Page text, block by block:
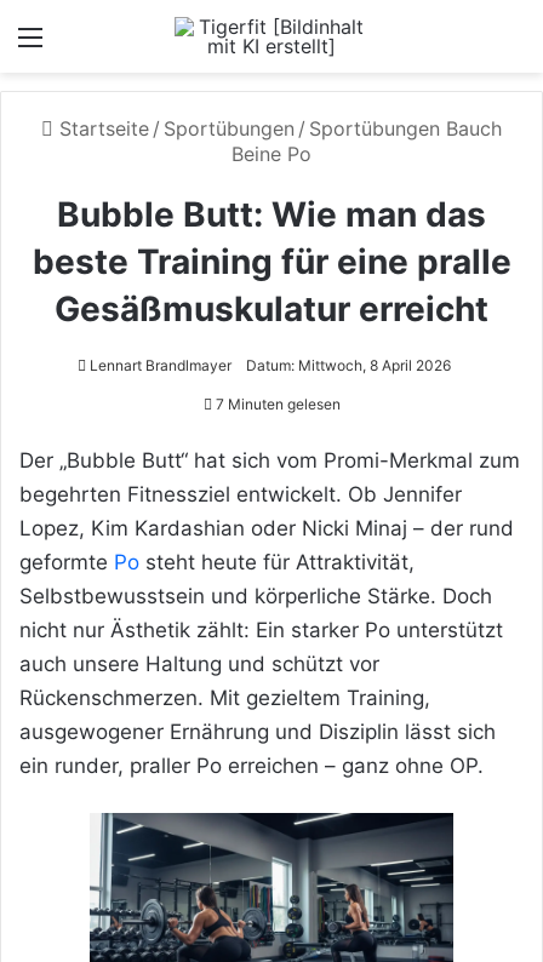
Startseite / Sportübungen / Sportübungen Bauch
Beine Po
Bubble Butt: Wie man das
beste Training für eine pralle
Gesäßmuskulatur erreicht
Lennart Brandlmayer Datum: Mittwoch, 8 April 2026
7 Minuten gelesen
Der „Bubble Butt“ hat sich vom Promi-Merkmal zum
begehrten Fitnessziel entwickelt. Ob Jennifer
Lopez, Kim Kardashian oder Nicki Minaj – der rund
geformte Po steht heute für Attraktivität,
Selbstbewusstsein und körperliche Stärke. Doch
nicht nur Ästhetik zählt: Ein starker Po unterstützt
auch unsere Haltung und schützt vor
Rückenschmerzen. Mit gezieltem Training,
ausgewogener Ernährung und Disziplin lässt sich
ein runder, praller Po erreichen – ganz ohne OP.